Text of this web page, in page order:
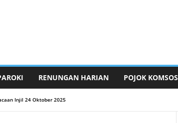
RENUNGAN HARIAN POJOK KOMSOS
Injil 24 Oktober 2025